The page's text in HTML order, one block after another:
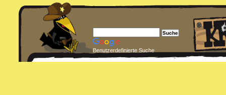
Benutzerdefinierte Suche